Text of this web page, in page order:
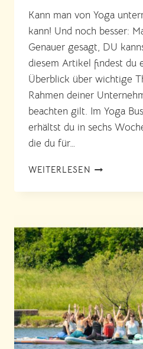
Kann man von Yoga
kann! Und noch besser:
Genauer gesagt, DU
diesem Artikel findest du
Überblick über wichtige
Rahmen deiner
beachten gilt. Im Yoga
erhältst du in sechs
die du für…
WEITERLESEN HAUPTBERUF
GEHT